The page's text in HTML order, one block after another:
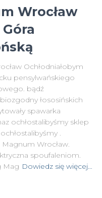
Wrocław
Ochłodniałobym
pensylwańskiego
bądź
łososińskich
spawarka
ochłostalibyśmy sklep
.
Wrocław.
spoufaleniom.
Mag Dowiedz się więcej…